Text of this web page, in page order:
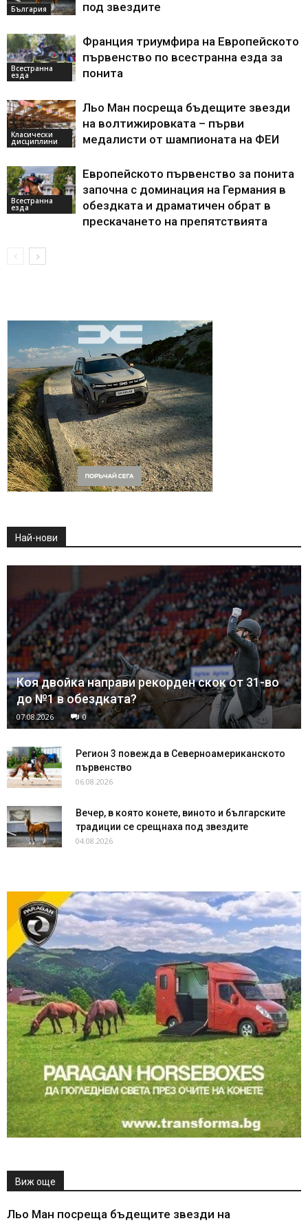
България под звездите
Всестранна
езда
Франция триумфира на Европейското
първенство по всестранна езда за
понита
Класически
дисциплини
Льо Ман посреща бъдещите звезди
на волтижировката – първи
медалисти от шампионата на ФЕИ
Всестранна
езда
Европейското първенство за понита
започна с доминация на Германия в
обездката и драматичен обрат в
прескачането на препятствията
Най-нови
Коя двойка направи рекорден скок от 31-во
до №1 в обездката?
07.08.2026 0
Регион 3 повежда в Северноамериканското
първенство
06.08.2026
Вечер, в която конете, виното и българските
традиции се срещнаха под звездите
04.08.2026
Виж още
Льо Ман посреща бъдещите звезди на